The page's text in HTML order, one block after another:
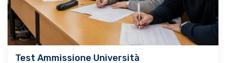
Test Ammissione Università